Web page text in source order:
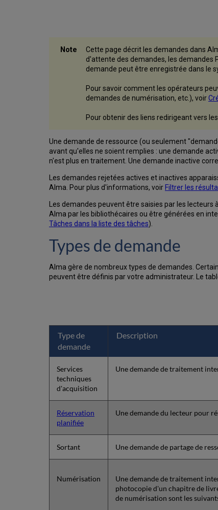
Cette page décrit les demandes dans
d'attente des demandes, les demandes
demande peut être enregistrée dans le
Pour savoir comment les opérateurs
demandes de numérisation, etc.), voir
Pour obtenir des liens redirigeant vers
Une demande de ressource (ou seulement
avant qu'elles ne soient remplies : une demande
n'est plus en traitement. Une demande inactive
Les demandes rejetées actives et inactives
Alma. Pour plus d'informations, voir Filtrer les
Les demandes peuvent être saisies par les
Alma par les bibliothécaires ou être générées en
Tâches dans la liste des tâches).
Types de demande
Alma gère de nombreux types de demandes.
peuvent être définis par votre administrateur. Le
Type de
demande
Description
Services
techniques
d'acquisition
Une demande de traitement
Réservation
planifiée
Une demande du lecteur pour
Sortant Une demande de partage de
Numérisation
Une demande de traitement
photocopie d'un chapitre de
de numérisation sont les